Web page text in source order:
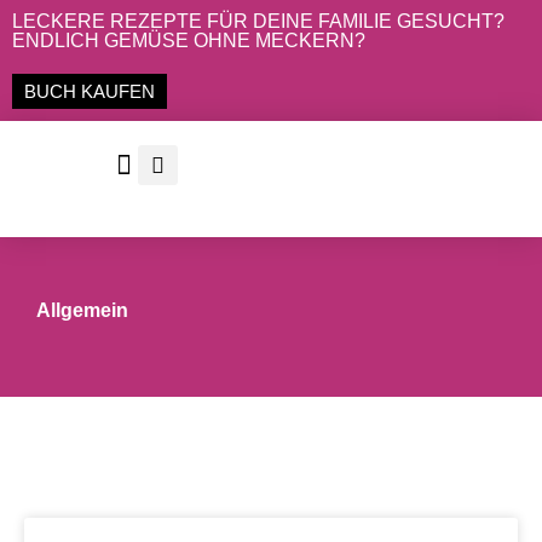
Zum
Inhalt
springen
LECKERE REZEPTE FÜR DEINE FAMILIE GESUCHT?
ENDLICH GEMÜSE OHNE MECKERN?
BUCH KAUFEN
Allgemein